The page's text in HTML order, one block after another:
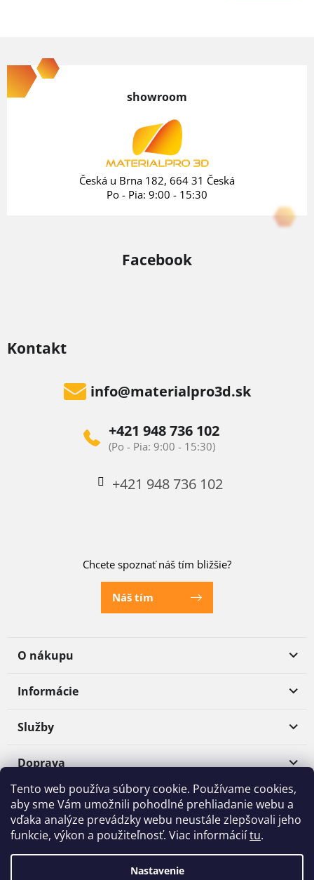
Tento web používa súbory cookie. Používame cookies,
aby sme Vám umožnili pohodlné prehliadanie webu a
vďaka analýze prevádzky webu neustále zlepšovali jeho
funkcie, výkon a použiteľnosť. Viac informáciítu.
Nastavenie
á
p
Kontakt
info@materialpro3d.sk
+421 948 736 102
+421 948 736 102
Chcete spoznať náš tím bližšie?
Náš tím
O nákupu
Informácie
Služby
showroom
Česká u Brna 182, 664 31 Česká
Po - Pia: 9:00 - 15:30
Facebook
Doprava
Platba
mime digital